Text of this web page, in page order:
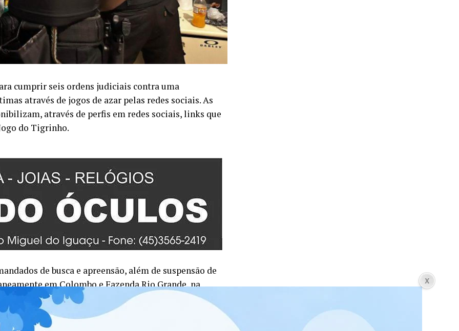
cumprir seis ordens judiciais contra uma
através de jogos de azar pelas redes sociais. As
através de perfis em redes sociais, links que
do Tigrinho.
de busca e apreensão, além de suspensão de
em Colombo e Fazenda Rio Grande, na
de estelionato, organização criminosa, lavagem